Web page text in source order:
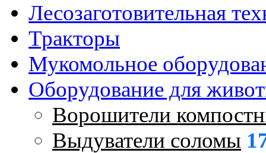
Лесозаготовительная
Тракторы
Мукомольное
Оборудование для
Ворошители
Выдуватели соломы